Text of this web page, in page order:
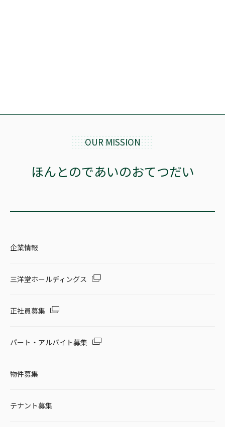
OUR MISSION
ほんとのであいのおてつだい
企業情報
三洋堂ホールディングス
正社員募集
パート・アルバイト募集
物件募集
テナント募集